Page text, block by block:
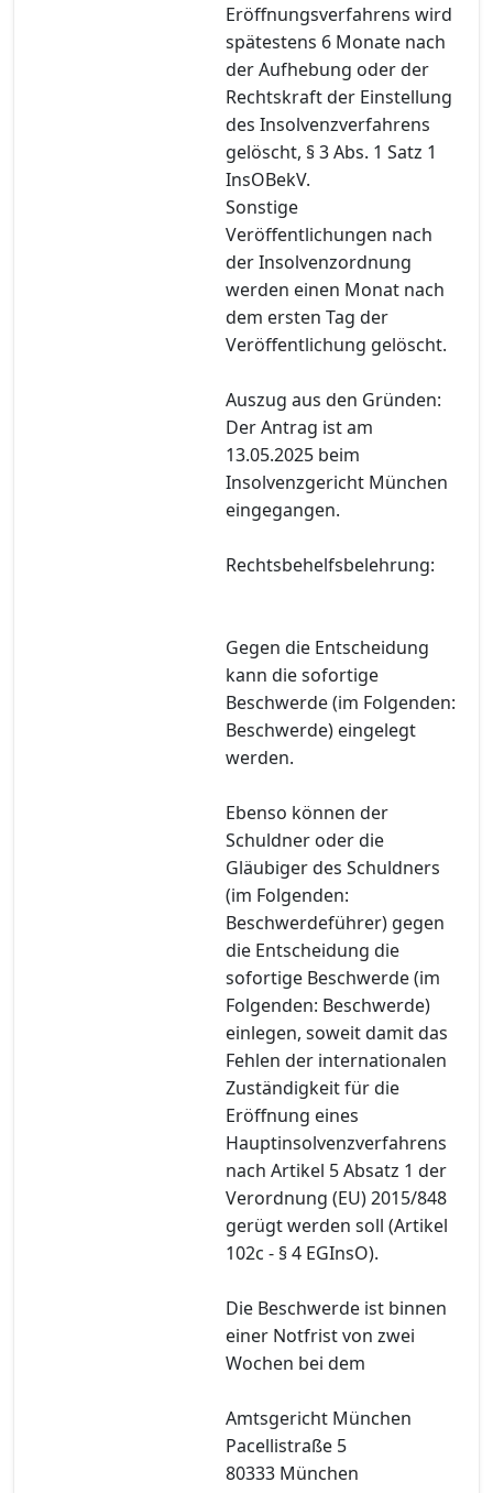
Eröffnungsverfahrens wird
spätestens 6 Monate nach
der Aufhebung oder der
Rechtskraft der Einstellung
des Insolvenzverfahrens
gelöscht, § 3 Abs. 1 Satz 1
InsOBekV.
Sonstige
Veröffentlichungen nach
der Insolvenzordnung
werden einen Monat nach
dem ersten Tag der
Veröffentlichung gelöscht.
Auszug aus den Gründen:
Der Antrag ist am
13.05.2025 beim
Insolvenzgericht München
eingegangen.
Rechtsbehelfsbelehrung:
Gegen die Entscheidung
kann die sofortige
Beschwerde (im Folgenden:
Beschwerde) eingelegt
werden.
Ebenso können der
Schuldner oder die
Gläubiger des Schuldners
(im Folgenden:
Beschwerdeführer) gegen
die Entscheidung die
sofortige Beschwerde (im
Folgenden: Beschwerde)
einlegen, soweit damit das
Fehlen der internationalen
Zuständigkeit für die
Eröffnung eines
Hauptinsolvenzverfahrens
nach Artikel 5 Absatz 1 der
Verordnung (EU) 2015/848
gerügt werden soll (Artikel
102c - § 4 EGInsO).
Die Beschwerde ist binnen
einer Notfrist von zwei
Wochen bei dem
Amtsgericht München
Pacellistraße 5
80333 München